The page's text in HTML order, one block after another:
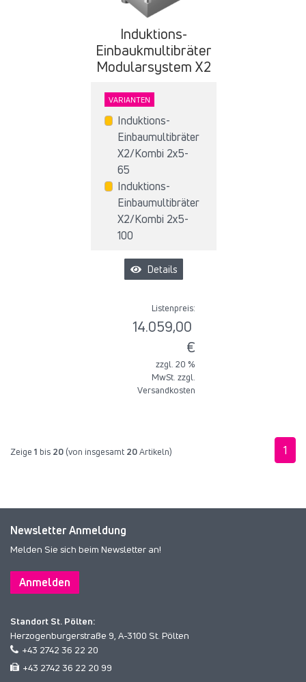
Induktions-
Einbaukmultibräter
Modularsystem X2
VARIANTEN
Induktions-
Einbaumultibräter
X2/Kombi 2x5-
65
Induktions-
Einbaumultibräter
X2/Kombi 2x5-
100
Details
Listenpreis:
14.059,00
€
zzgl. 20 %
MwSt. zzgl.
Versandkosten
Zeige 1 bis 20 (von insgesamt 20Artikeln) 1
Newsletter Anmeldung
Melden Sie sich beim Newsletter an!
Anmelden
Standort St. Pölten:
Herzogenburgerstraße 9, A-3100 St. Pölten
+43 2742 36 22 20
+43 2742 36 22 20 99